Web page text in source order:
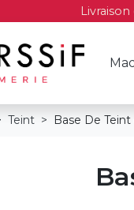
Teint Base De